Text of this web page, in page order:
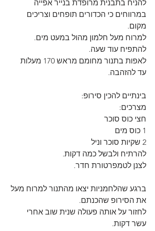
להניח בתבנית מרופדת בנייר אפייה
במרווחים כי הכדורים תופחים וצריכים
מקום.
למרוח מעל חלמון מהול במעט מים.
להתפיח עוד שעה.
לאפות בתנור מחומם מראש 170 מעלות
עד להזהבה.
בינתיים להכין סירופ:
מצרכים:
חצי כוס סוכר
1 כוס מים
2 שקיות סוכר וניל
להרתיח ולבשל כמה דקות.
לצנן לטמפרטורת חדר.
ברגע שהלחמניות יצאו מהתנור למרוח מעל
את הסירופ שהכנתם.
לחזור על אותה פעולה שנית שוב אחרי
עשר דקות.